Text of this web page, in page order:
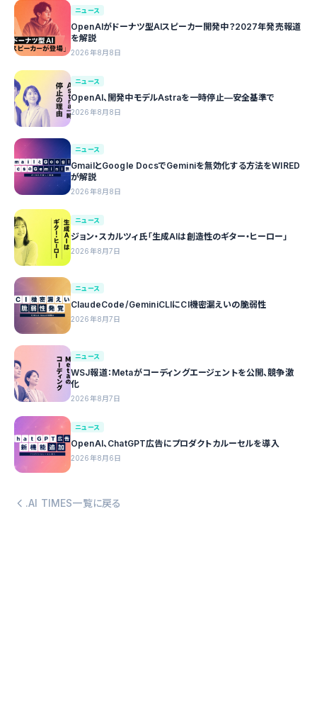
ニュース
OpenAIがドーナツ型AIスピーカー開発中？2027年発売報道
を解説
2026年8月8日
ニュース
OpenAI、開発中モデルAstraを一時停止—安全基準で
2026年8月8日
ニュース
GmailとGoogle DocsでGeminiを無効化する方法をWIRED
が解説
2026年8月8日
ニュース
ジョン・スカルツィ氏「生成AIは創造性のギター・ヒーロー」
2026年8月7日
ニュース
ClaudeCode/GeminiCLIにCI機密漏えいの脆弱性
2026年8月7日
ニュース
WSJ報道：Metaがコーディングエージェントを公開、競争激
化
2026年8月7日
ニュース
OpenAI、ChatGPT広告にプロダクトカルーセルを導入
2026年8月6日
.AI TIMES一覧に戻る